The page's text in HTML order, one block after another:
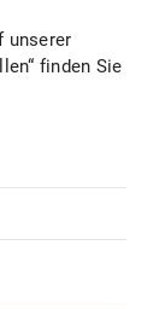
unserer
finden Sie